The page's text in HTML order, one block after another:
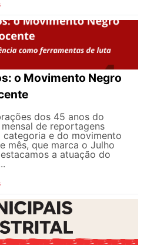
o Movimento Negro
dos 45 anos do
de reportagens
e do movimento
mês, que marca o Julho
a atuação do